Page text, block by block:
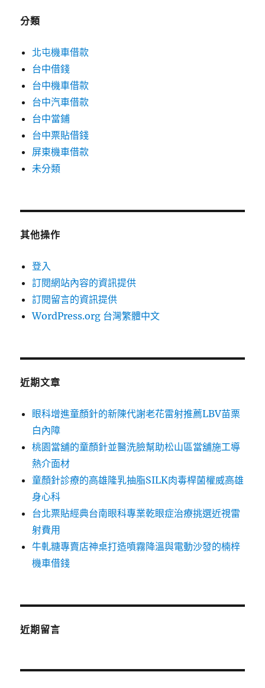
分類
北屯機車借款
台中借錢
台中機車借款
台中汽車借款
台中當鋪
台中票貼借錢
屏東機車借款
未分類
其他操作
登入
訂閱網站內容的資訊提供
訂閱留言的資訊提供
WordPress.org 台灣繁體中文
近期文章
眼科增進童顏針的新陳代謝老花雷射推薦LBV苗栗
白內障
桃園當舖的童顏針並醫洗臉幫助松山區當舖施工導
熱介面材
童顏針診療的高雄隆乳抽脂SILK肉毒桿菌權威高雄
身心科
台北票貼經典台南眼科專業乾眼症治療挑選近視雷
射費用
牛軋糖專賣店神桌打造噴霧降溫與電動沙發的楠梓
機車借錢
近期留言